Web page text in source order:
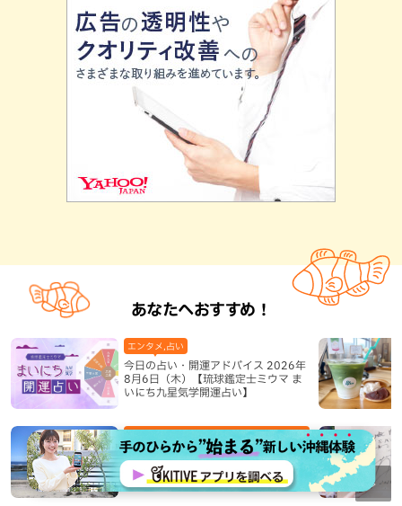
あなたへおすすめ！
今日の占い・開運アドバイス 2026年
8月6日（木）【琉球鑑定士ミウマ ま
いにち九星気学開運占い】
エンタメ,占い
沖縄南部の隠れ家！波のない“天然プ
ール”で遊んで熱帯魚観察も楽しめる
個性あふれる「玻名城の郷ビーチ」
（八重瀬町）
おでかけ,八重瀬町,地域,本島南部,沖縄の海,自然